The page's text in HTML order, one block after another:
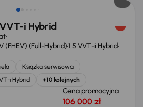
i Hybrid
(FHEV) (Full-Hybrid)1.5 VVT-i Hybrid
Książka serwisowa
i Hybrid +10 kolejnych
Cena promocyjna
106 000 zł